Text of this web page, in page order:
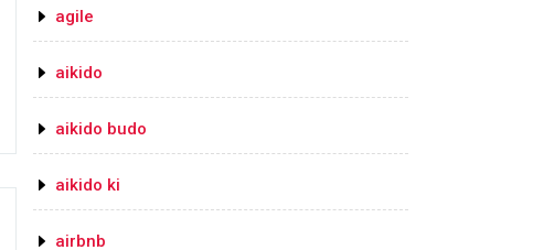
agile
aikido
aikido budo
aikido ki
airbnb